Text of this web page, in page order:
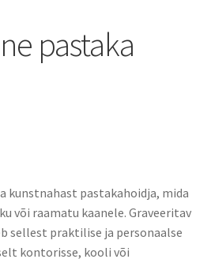
pastaka
kunstnahast pastakahoidja, mida
või raamatu kaanele. Graveeritav
sellest praktilise ja personaalse
kontorisse, kooli või